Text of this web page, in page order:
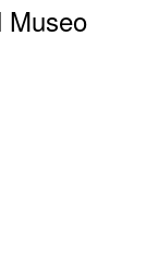
Museo